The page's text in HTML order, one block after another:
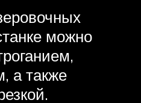
можно
а также